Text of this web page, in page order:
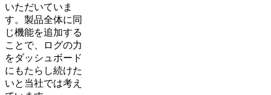
いただいていま
す。製品全体に同
じ機能を追加する
ことで、ログの力
をダッシュボード
にもたらし続けた
いと当社では考え